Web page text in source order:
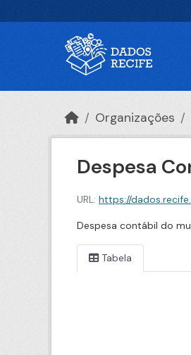
Organizações
Despesa
URL: https://
Despesa contábil do
Tabela